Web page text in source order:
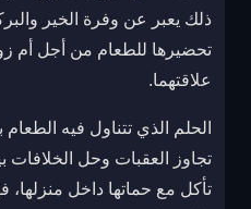
ذلك يعبر عن وفرة الخير
تحضيرها للطعام من أجل أم
علاقتهما.
الحلم الذي تتناول فيه
تجاوز العقبات وحل الخلافات
تأكل مع حماتها داخل منزلها،